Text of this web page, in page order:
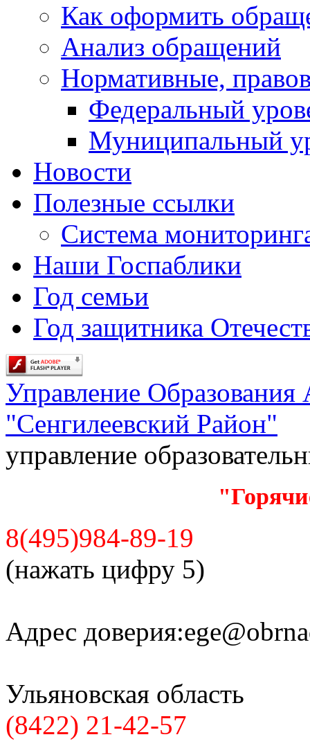
Как оформить
Анализ обращений
Нормативные,
Федеральный
Муниципальный
Новости
Полезные ссылки
Система
Наши Госпаблики
Год семьи
Год защитника
Управление
"Сенгилеевский Район"
управление
8(495)984-89-19
(нажать цифру 5)
Адрес доверия:
Ульяновская область
(8422) 21-42-57